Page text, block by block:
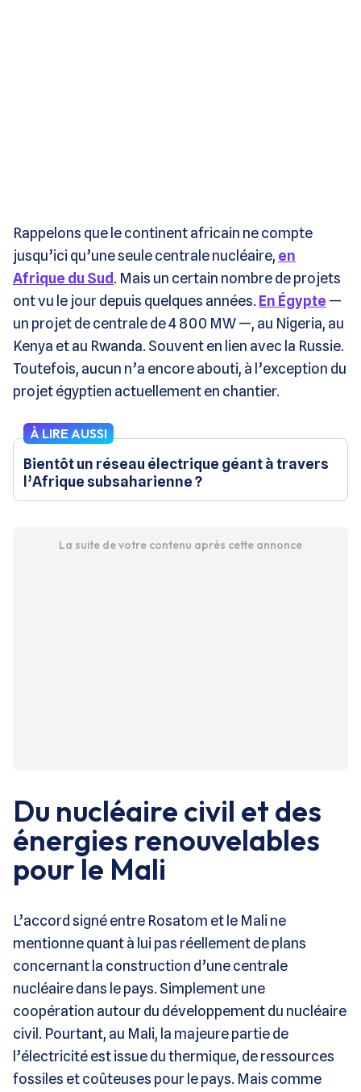
Rappelons que le continent africain ne compte
jusqu’ici qu’une seule centrale nucléaire, en
Afrique du Sud. Mais un certain nombre de projets
ont vu le jour depuis quelques années. En Égypte —
un projet de centrale de 4 800 MW —, au Nigeria, au
Kenya et au Rwanda. Souvent en lien avec la Russie.
Toutefois, aucun n’a encore abouti, à l’exception du
projet égyptien actuellement en chantier.
À LIRE AUSSI
Bientôt un réseau électrique géant à travers
l’Afrique subsaharienne ?
La suite de votre contenu après cette annonce
Du nucléaire civil et des
énergies renouvelables
pour le Mali
L’accord signé entre Rosatom et le Mali ne
mentionne quant à lui pas réellement de plans
concernant la construction d’une centrale
nucléaire dans le pays. Simplement une
coopération autour du développement du nucléaire
civil. Pourtant, au Mali, la majeure partie de
l’électricité est issue du thermique, de ressources
fossiles et coûteuses pour le pays. Mais comme